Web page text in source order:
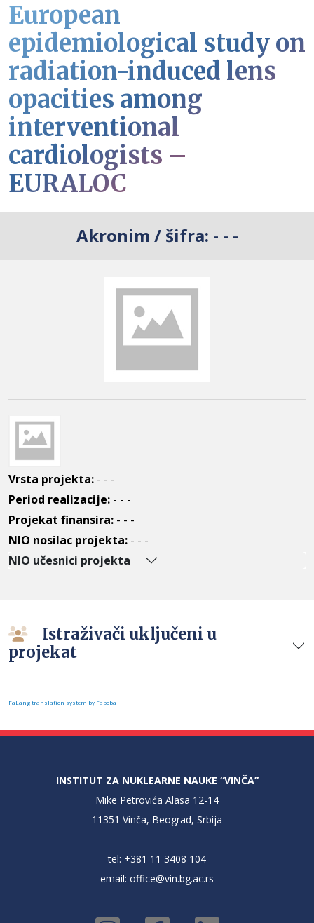
European
epidemiological study on
radiation-induced lens
opacities among
interventional
cardiologists –
EURALOC
Akronim / šifra: - - -
Vrsta projekta: - - -
Period realizacije: - - -
Projekat finansira: - - -
NIO nosilac projekta: - - -
NIO učesnici projekta
Istraživači uključeni u
projekat
FaLang translation system by Faboba
INSTITUT ZA NUKLEARNE NAUKE “VINČA”
Mike Petrovića Alasa 12-14
11351 Vinča, Beograd, Srbija
tel: +381 11 3408 104
email: office@vin.bg.ac.rs